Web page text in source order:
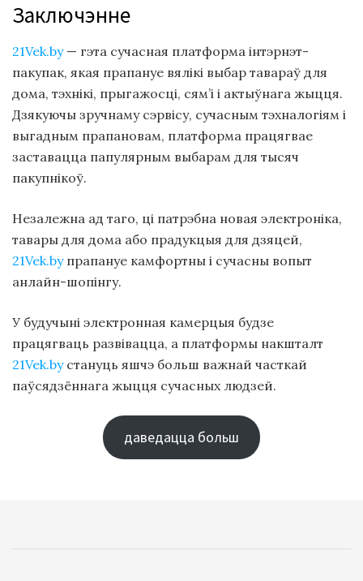
Заключэнне
21Vek.by— гэта сучасная платформа інтэрнэт-
пакупак, якая прапануе вялікі выбар тавараў для
дома, тэхнікі, прыгажосці, сям’і і актыўнага жыцця.
Дзякуючы зручнаму сэрвісу, сучасным тэхналогіям і
выгадным прапановам, платформа працягвае
заставацца папулярным выбарам для тысяч
пакупнікоў.
Незалежна ад таго, ці патрэбна новая электроніка,
тавары для дома або прадукцыя для дзяцей,
21Vek.byпрапануе камфортны і сучасны вопыт
анлайн-шопінгу.
У будучыні электронная камерцыя будзе
працягваць развівацца, а платформы накшталт
21Vek.byстануць яшчэ больш важнай часткай
паўсядзённага жыцця сучасных людзей.
даведацца больш